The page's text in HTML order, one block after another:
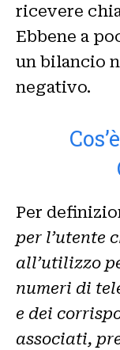
ricevere
Ebbene a
un bilancio
negativo.
Per
per l’utente
all’utilizzo
numeri di
e dei
associati,